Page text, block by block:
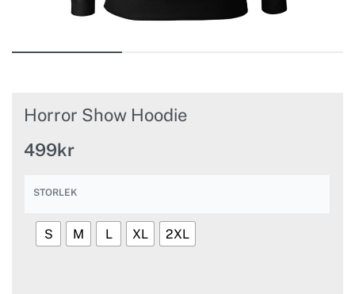
Horror Show Hoodie
499kr
STORLEK
S M L XL 2XL